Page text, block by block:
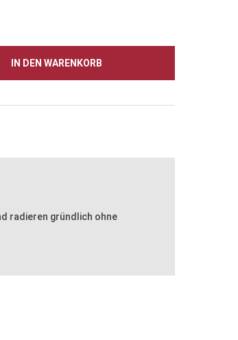
IN DEN WARENKORB
radieren gründlich ohne